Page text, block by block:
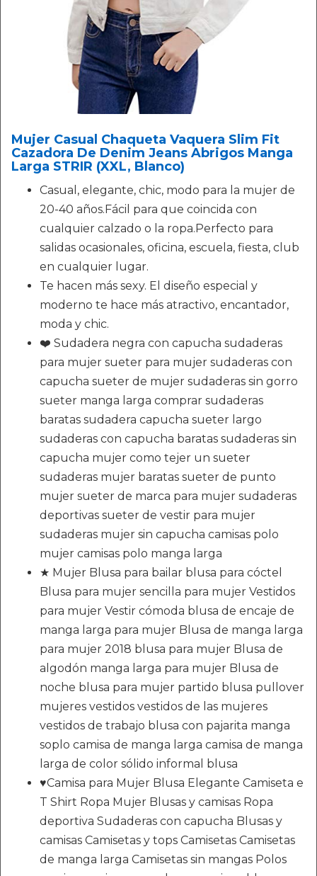
Mujer Casual Chaqueta Vaquera Slim Fit
Cazadora De Denim Jeans Abrigos Manga
Larga STRIR (XXL, Blanco)
Casual, elegante, chic, modo para la mujer de
20-40 años.Fácil para que coincida con
cualquier calzado o la ropa.Perfecto para
salidas ocasionales, oficina, escuela, fiesta, club
en cualquier lugar.
Te hacen más sexy. El diseño especial y
moderno te hace más atractivo, encantador,
moda y chic.
❤️ Sudadera negra con capucha sudaderas
para mujer sueter para mujer sudaderas con
capucha sueter de mujer sudaderas sin gorro
sueter manga larga comprar sudaderas
baratas sudadera capucha sueter largo
sudaderas con capucha baratas sudaderas sin
capucha mujer como tejer un sueter
sudaderas mujer baratas sueter de punto
mujer sueter de marca para mujer sudaderas
deportivas sueter de vestir para mujer
sudaderas mujer sin capucha camisas polo
mujer camisas polo manga larga
★ Mujer Blusa para bailar blusa para cóctel
Blusa para mujer sencilla para mujer Vestidos
para mujer Vestir cómoda blusa de encaje de
manga larga para mujer Blusa de manga larga
para mujer 2018 blusa para mujer Blusa de
algodón manga larga para mujer Blusa de
noche blusa para mujer partido blusa pullover
mujeres vestidos vestidos de las mujeres
vestidos de trabajo blusa con pajarita manga
soplo camisa de manga larga camisa de manga
larga de color sólido informal blusa
♥Camisa para Mujer Blusa Elegante Camiseta e
T Shirt Ropa Mujer Blusas y camisas Ropa
deportiva Sudaderas con capucha Blusas y
camisas Camisetas y tops Camisetas Camisetas
de manga larga Camisetas sin mangas Polos